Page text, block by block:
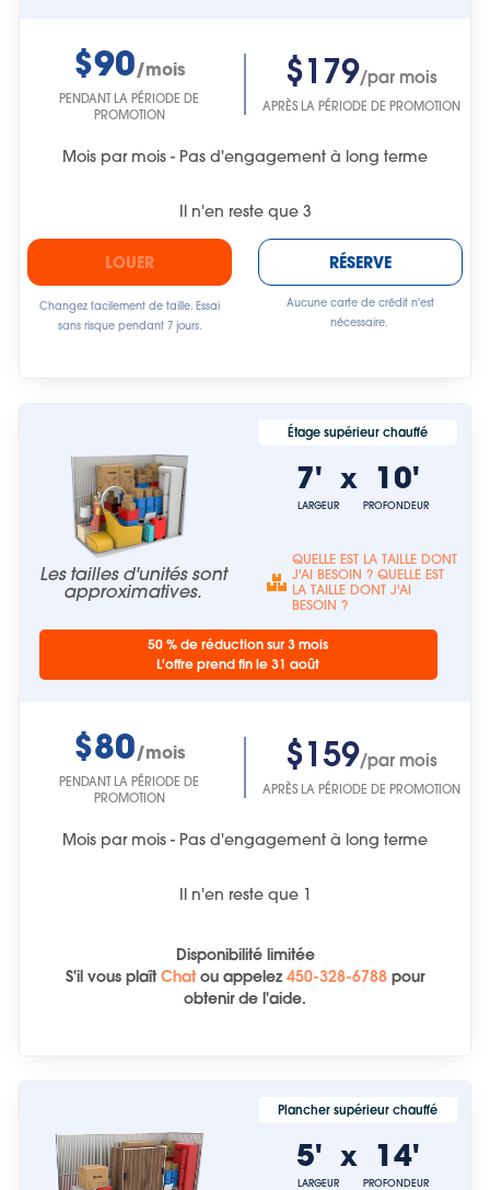
$90/mois
PENDANT LA PÉRIODE DE
PROMOTION
$179/par mois
APRÈS LA PÉRIODE DE PROMOTION
Mois par mois - Pas d'engagement à long terme
Il n'en reste que 3
LOUER
Changez facilement de taille. Essai
sans risque pendant 7 jours.
RÉSERVE
Aucune carte de crédit n'est
nécessaire.
Les tailles d'unités sont
approximatives.
Étage supérieur chauffé
7'
LARGEUR
x 10'
PROFONDEUR
QUELLE EST LA TAILLE DONT
J'AI BESOIN ? QUELLE EST
LA TAILLE DONT J'AI
BESOIN ?
50 % de réduction sur 3 mois
L'offre prend fin le 31 août
$80/mois
PENDANT LA PÉRIODE DE
PROMOTION
$159/par mois
APRÈS LA PÉRIODE DE PROMOTION
Mois par mois - Pas d'engagement à long terme
Il n'en reste que 1
Disponibilité limitée
S'il vous plaîtChatou appelez450-328-6788 pour
obtenir de l'aide.
Plancher supérieur chauffé
5'
LARGEUR
x 14'
PROFONDEUR